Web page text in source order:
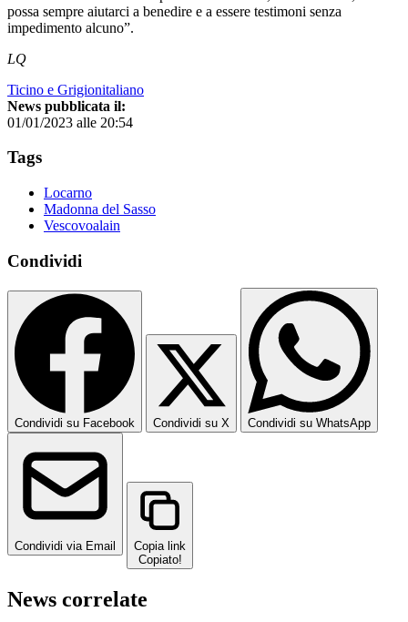
possa sempre aiutarci a benedire e a essere testimoni senza
impedimento alcuno”.
LQ
Ticino e Grigionitaliano
News pubblicata il:
01/01/2023 alle 20:54
Tags
Locarno
Madonna del Sasso
Vescovoalain
Condividi
Condividi su Facebook Condividi su X Condividi su WhatsApp
Condividi via Email
Copia link
Copiato!
News correlate